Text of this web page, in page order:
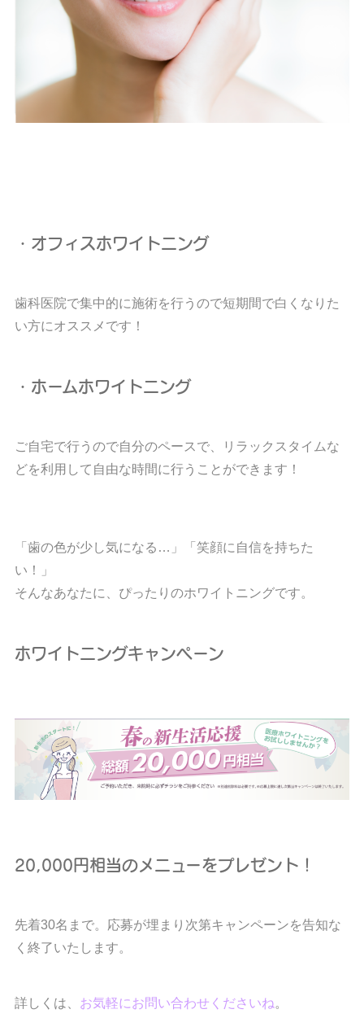
・オフィスホワイトニング
歯科医院で集中的に施術を行うので短期間で白くなりた
い方にオススメです！
・ホームホワイトニング
ご自宅で行うので自分のペースで、リラックスタイムな
どを利用して自由な時間に行うことができます！
「歯の色が少し気になる…」「笑顔に自信を持ちた
い！」
そんなあなたに、ぴったりのホワイトニングです。
ホワイトニングキャンペーン
20,000円相当のメニューをプレゼント！
先着30名まで。応募が埋まり次第キャンペーンを告知な
く終了いたします。
詳しくは、 お気軽にお問い合わせくださいね。